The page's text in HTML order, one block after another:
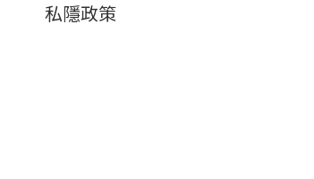
私隱政策